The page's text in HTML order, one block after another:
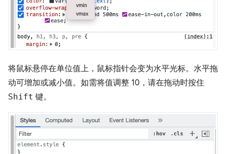
将鼠标悬停在单位值上，鼠标指针会变为水平光标。水平拖
动可增加或减小值。如需将值调整 10，请在拖动时按住
Shift 键。